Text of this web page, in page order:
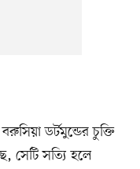
ডর্টমুন্ডের চুক্তি
সেটি সত্যি হলে